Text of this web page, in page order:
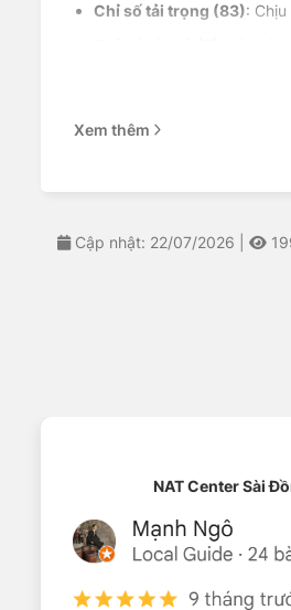
Chỉ số tải trọng (83):
Êm ái khi vận hành:Hợp
Thoát nước hiệu quả:
Cảm giác
Xem thêm
Cập nhật: 22/07/2026
NAT Center Sài